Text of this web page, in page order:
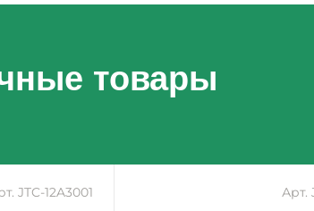
товары
JTC-12A3001 Арт.